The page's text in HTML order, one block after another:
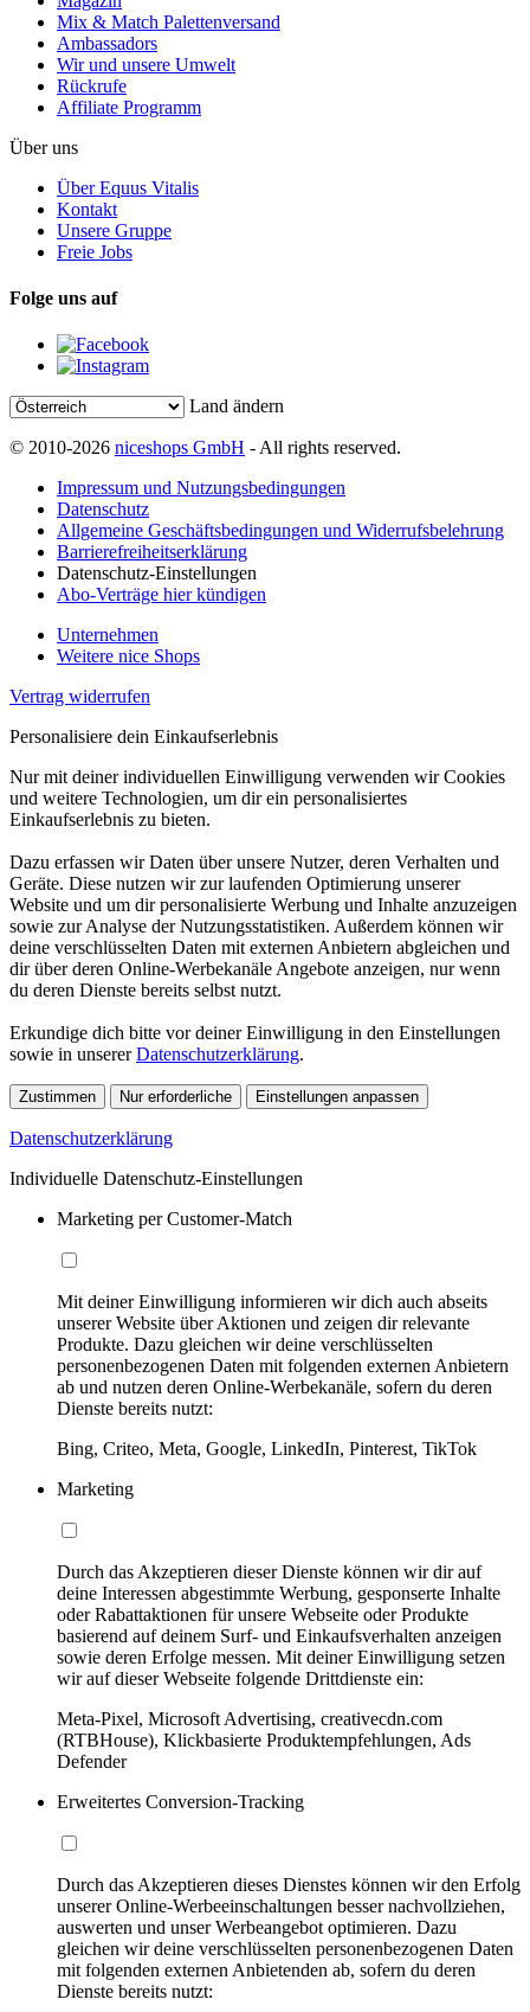
Mix & Match Palettenversand
Ambassadors
Wir und unsere Umwelt
Rückrufe
Affiliate Programm
Über uns
Über Equus Vitalis
Kontakt
Unsere Gruppe
Freie Jobs
Folge uns auf
Land ändern
© 2010-2026 niceshops GmbH - All rights reserved.
Impressum und Nutzungsbedingungen
Datenschutz
Allgemeine Geschäftsbedingungen und Widerrufsbelehrung
Barrierefreiheitserklärung
Datenschutz-Einstellungen
Abo-Verträge hier kündigen
Unternehmen
Weitere nice Shops
Vertrag widerrufen
Personalisiere dein Einkaufserlebnis
Nur mit deiner individuellen Einwilligung verwenden wir Cookies
und weitere Technologien, um dir ein personalisiertes
Einkaufserlebnis zu bieten.
Dazu erfassen wir Daten über unsere Nutzer, deren Verhalten und
Geräte. Diese nutzen wir zur laufenden Optimierung unserer
Website und um dir personalisierte Werbung und Inhalte anzuzeigen
sowie zur Analyse der Nutzungsstatistiken. Außerdem können wir
deine verschlüsselten Daten mit externen Anbietern abgleichen und
dir über deren Online-Werbekanäle Angebote anzeigen, nur wenn
du deren Dienste bereits selbst nutzt.
Erkundige dich bitte vor deiner Einwilligung in den Einstellungen
sowie in unsererDatenschutzerklärung.
Zustimmen Nur erforderliche Einstellungen anpassen
Datenschutzerklärung
Individuelle Datenschutz-Einstellungen
Marketing per Customer-Match
Mit deiner Einwilligung informieren wir dich auch abseits
unserer Website über Aktionen und zeigen dir relevante
Produkte. Dazu gleichen wir deine verschlüsselten
personenbezogenen Daten mit folgenden externen Anbietern
ab und nutzen deren Online-Werbekanäle, sofern du deren
Dienste bereits nutzt:
Bing, Criteo, Meta, Google, LinkedIn, Pinterest, TikTok
Marketing
Durch das Akzeptieren dieser Dienste können wir dir auf
deine Interessen abgestimmte Werbung, gesponserte Inhalte
oder Rabattaktionen für unsere Webseite oder Produkte
basierend auf deinem Surf- und Einkaufsverhalten anzeigen
sowie deren Erfolge messen. Mit deiner Einwilligung setzen
wir auf dieser Webseite folgende Drittdienste ein:
Meta-Pixel, Microsoft Advertising, creativecdn.com
(RTBHouse), Klickbasierte Produktempfehlungen, Ads
Defender
Erweitertes Conversion-Tracking
Durch das Akzeptieren dieses Dienstes können wir den Erfolg
unserer Online-Werbeeinschaltungen besser nachvollziehen,
auswerten und unser Werbeangebot optimieren. Dazu
gleichen wir deine verschlüsselten personenbezogenen Daten
mit folgenden externen Anbietenden ab, sofern du deren
Dienste bereits nutzt: